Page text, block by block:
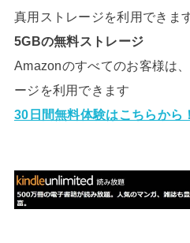
真用ストレージを利用できま
5GBの無料ストレージ
Amazonのすべてのお客様は
ージを利用できます
30日間無料体験はこちらから！